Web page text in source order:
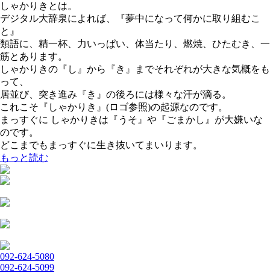
しゃかりきとは。
デジタル大辞泉によれば、『夢中になって何かに取り組むこ
と』
類語に、精一杯、力いっぱい、体当たり、燃焼、ひたむき、一
筋とあります。
しゃかりきの『し』から『き』までそれぞれが大きな気概をも
って、
居並び、突き進み『き』の後ろには様々な汗が滴る。
これこそ『しゃかりき』(ロゴ参照)の起源なのです。
まっすぐに しゃかりきは『うそ』や『ごまかし』が大嫌いな
のです。
どこまでもまっすぐに生き抜いてまいります。
もっと読む
092-624-5080
092-624-5099